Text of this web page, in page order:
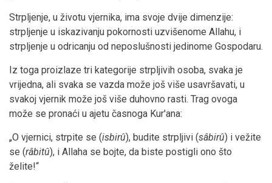
Strpljenje, u životu vjernika, ima svoje dvije dimenzije:
strpljenje u iskazivanju pokornosti uzvišenome Allahu, i
strpljenje u odricanju od neposlušnosti jedinome Gospodaru.
Iz toga proizlaze tri kategorije strpljivih osoba, svaka je
vrijedna, ali svaka se vazda može još više usavršavati, u
svakoj vjernik može još više duhovno rasti. Trag ovoga
može se pronaći u ajetu časnoga Kur'ana:
„O vjernici, strpite se (isbirû), budite strpljivi (sâbirû) i vežite
se (râbitû), i Allaha se bojte, da biste postigli ono što
želite!“